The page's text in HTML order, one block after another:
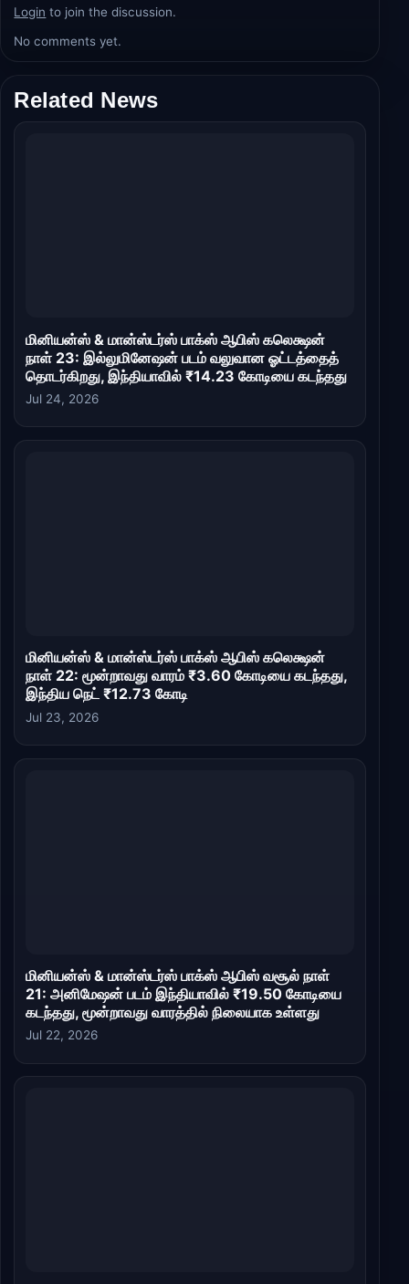
Login to join the discussion.
No comments yet.
Related News
மினியன்ஸ் & மான்ஸ்டர்ஸ் பாக்ஸ் ஆபிஸ் கலெக்ஷன்
நாள் 23: இல்லுமினேஷன் படம் வலுவான ஓட்டத்தைத்
தொடர்கிறது, இந்தியாவில் ₹14.23 கோடியை கடந்தது
Jul 24, 2026
மினியன்ஸ் & மான்ஸ்டர்ஸ் பாக்ஸ் ஆபிஸ் கலெக்ஷன்
நாள் 22: மூன்றாவது வாரம் ₹3.60 கோடியை கடந்தது,
இந்திய நெட் ₹12.73 கோடி
Jul 23, 2026
மினியன்ஸ் & மான்ஸ்டர்ஸ் பாக்ஸ் ஆபிஸ் வசூல் நாள்
21: அனிமேஷன் படம் இந்தியாவில் ₹19.50 கோடியை
கடந்தது, மூன்றாவது வாரத்தில் நிலையாக உள்ளது
Jul 22, 2026